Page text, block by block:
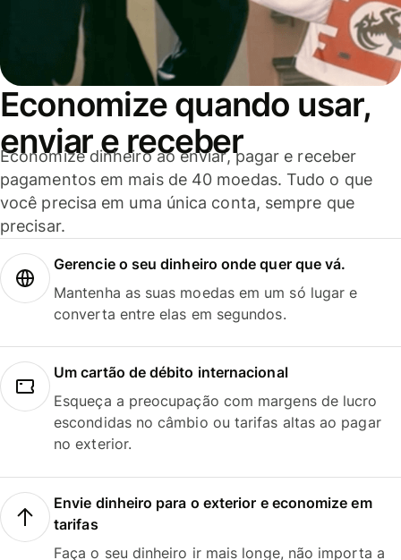
Economize quando usar,
enviar e receber
Economize dinheiro ao enviar, pagar e receber
pagamentos em mais de 40 moedas. Tudo o que
você precisa em uma única conta, sempre que
precisar.
Gerencie o seu dinheiro onde quer que vá.
Mantenha as suas moedas em um só lugar e
converta entre elas em segundos.
Um cartão de débito internacional
Esqueça a preocupação com margens de lucro
escondidas no câmbio ou tarifas altas ao pagar
no exterior.
Envie dinheiro para o exterior e economize em
tarifas
Faça o seu dinheiro ir mais longe, não importa a